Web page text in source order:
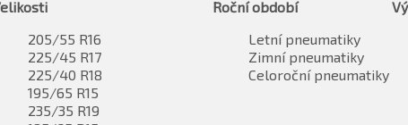
205/55 R16
225/45 R17
225/40 R18
195/65 R15
235/35 R19
Roční období
Letní pneumatiky
Zimní pneumatiky
Celoroční pneumatiky